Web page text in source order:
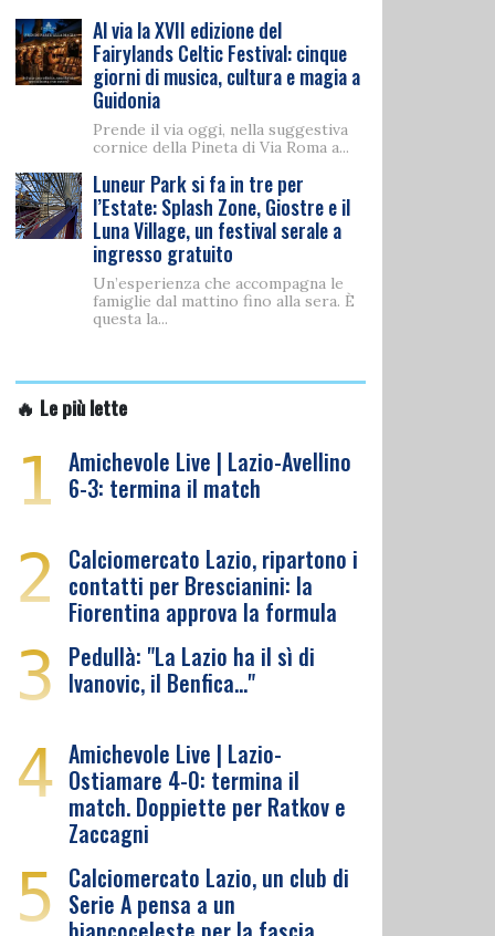
Al via la XVII edizione del
Fairylands Celtic Festival: cinque
giorni di musica, cultura e magia a
Guidonia
Prende il via oggi, nella suggestiva
cornice della Pineta di Via Roma a...
Luneur Park si fa in tre per
l’Estate: Splash Zone, Giostre e il
Luna Village, un festival serale a
ingresso gratuito
Un’esperienza che accompagna le
famiglie dal mattino fino alla sera. È
questa la...
🔥 Le più lette
1 Amichevole Live | Lazio-Avellino
6-3: termina il match
2 Calciomercato Lazio, ripartono i
contatti per Brescianini: la
Fiorentina approva la formula
3 Pedullà: "La Lazio ha il sì di
Ivanovic, il Benfica…"
4 Amichevole Live | Lazio-
Ostiamare 4-0: termina il
match. Doppiette per Ratkov e
Zaccagni
5 Calciomercato Lazio, un club di
Serie A pensa a un